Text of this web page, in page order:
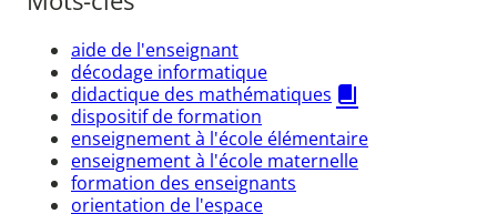
aide de l'enseignant
décodage informatique
didactique des mathématiques
dispositif de formation
enseignement à l'école élémentaire
enseignement à l'école maternelle
formation des enseignants
orientation de l'espace